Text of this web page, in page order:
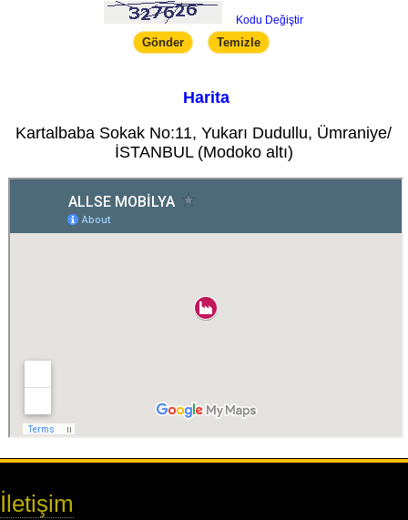
Kodu Değiştir
Harita
Kartalbaba Sokak No:11, Yukarı Dudullu, Ümraniye/
İSTANBUL (Modoko altı)
İletişim